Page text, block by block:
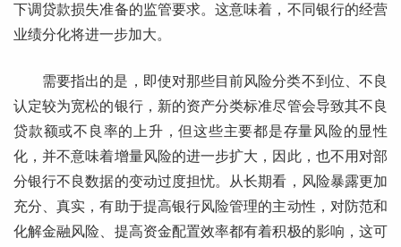
下调贷款损失准备的监管要求。这意味着，不同银行的经营
业绩分化将进一步加大。
需要指出的是，即使对那些目前风险分类不到位、不良
认定较为宽松的银行，新的资产分类标准尽管会导致其不良
贷款额或不良率的上升，但这些主要都是存量风险的显性
化，并不意味着增量风险的进一步扩大，因此，也不用对部
分银行不良数据的变动过度担忧。从长期看，风险暴露更加
充分、真实，有助于提高银行风险管理的主动性，对防范和
化解金融风险、提高资金配置效率都有着积极的影响，这可